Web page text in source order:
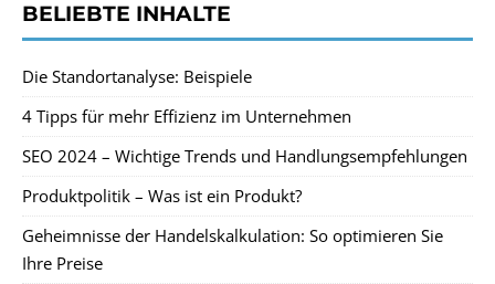
BELIEBTE INHALTE
Die Standortanalyse: Beispiele
4 Tipps für mehr Effizienz im Unternehmen
SEO 2024 – Wichtige Trends und Handlungsempfehlungen
Produktpolitik – Was ist ein Produkt?
Geheimnisse der Handelskalkulation: So optimieren Sie
Ihre Preise